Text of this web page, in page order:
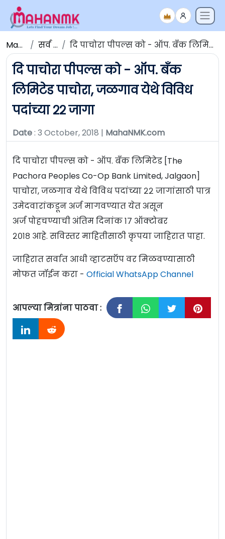
Maha NMK सर्व जाहिराती दि पाचोरा पीपल्स को - ऑप. बँक लिमिटेड पाचोरा, जळगाव येथे विविध पदांच्या २२ जागा
दि पाचोरा पीपल्स को - ऑप. बँक
लिमिटेड पाचोरा, जळगाव येथे विविध
पदांच्या २२ जागा
Date: 3 October, 2018 | MahaNMK.com
दि पाचोरा पीपल्स को - ऑप. बँक लिमिटेड [The
Pachora Peoples Co-Op Bank Limited, Jalgaon]
पाचोरा, जळगाव येथे विविध पदांच्या २२ जागांसाठी पात्र
उमेदवारांकडून अर्ज मागवण्यात येत असून
अर्ज पोहचण्याची अंतिम दिनांक १७ ऑक्टोबर
२०१८ आहे. सविस्तर माहितीसाठी कृपया जाहिरात पाहा.
जाहिरात सर्वात आधी व्हाटसऍप वर मिळवण्यासाठी
मोफत जॉईन करा - Official WhatsApp Channel
आपल्या मित्रांना पाठवा :